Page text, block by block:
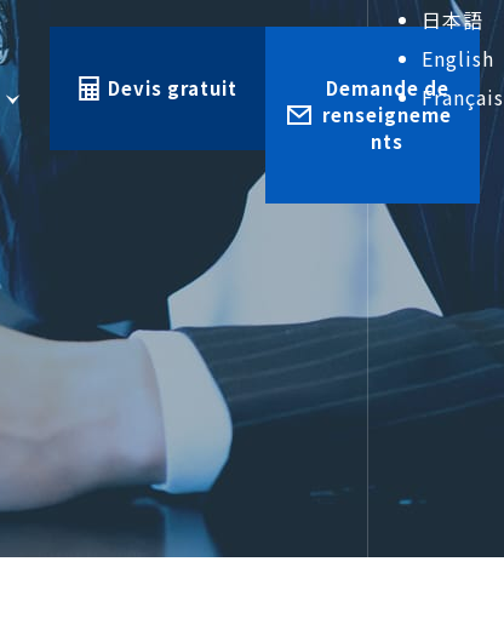
日本語
English
Français
Devis gratuit
Demande de
renseigneme
nts